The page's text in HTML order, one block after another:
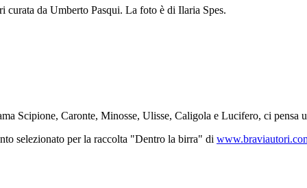
da Umberto Pasqui. La foto è di Ilaria Spes.
Scipione, Caronte, Minosse, Ulisse, Caligola e Lucifero, ci pensa
selezionato per la raccolta "Dentro la birra" di